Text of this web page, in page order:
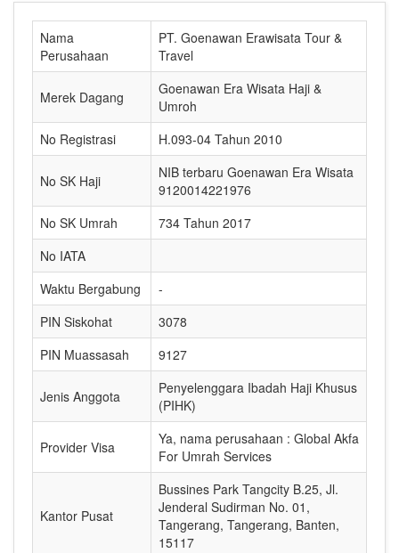
Nama
Perusahaan
PT. Goenawan Erawisata Tour &
Travel
Merek Dagang
Goenawan Era Wisata Haji &
Umroh
No Registrasi
H.093-04 Tahun 2010
No SK Haji
NIB terbaru Goenawan Era Wisata
9120014221976
No SK Umrah
734 Tahun 2017
No IATA
Waktu Bergabung
-
PIN Siskohat
3078
PIN Muassasah
9127
Jenis Anggota
Penyelenggara Ibadah Haji Khusus
(PIHK)
Provider Visa
Ya, nama perusahaan : Global Akfa
For Umrah Services
Kantor Pusat
Bussines Park Tangcity B.25, Jl.
Jenderal Sudirman No. 01,
Tangerang, Tangerang, Banten,
15117